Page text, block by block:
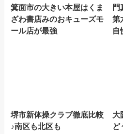
箕面市の大きい本屋はくま
ざわ書店みのおキューズモ
ール店が最強
門
第
自
堺市新体操クラブ徹底比較
♪南区も北区も
大
ど